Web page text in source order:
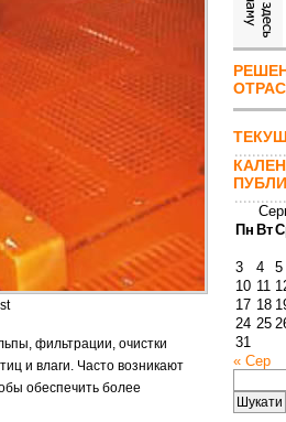
фильтрации, очистки
и влаги. Часто возникают
обеспечить более
Пн Вт
3
4 5
10 11
17 18
24 25
31
« Сер